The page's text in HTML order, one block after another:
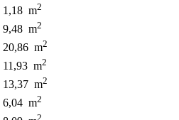
1,18 m2
9,48 m2
20,86 m2
11,93 m2
13,37 m2
6,04 m2
2